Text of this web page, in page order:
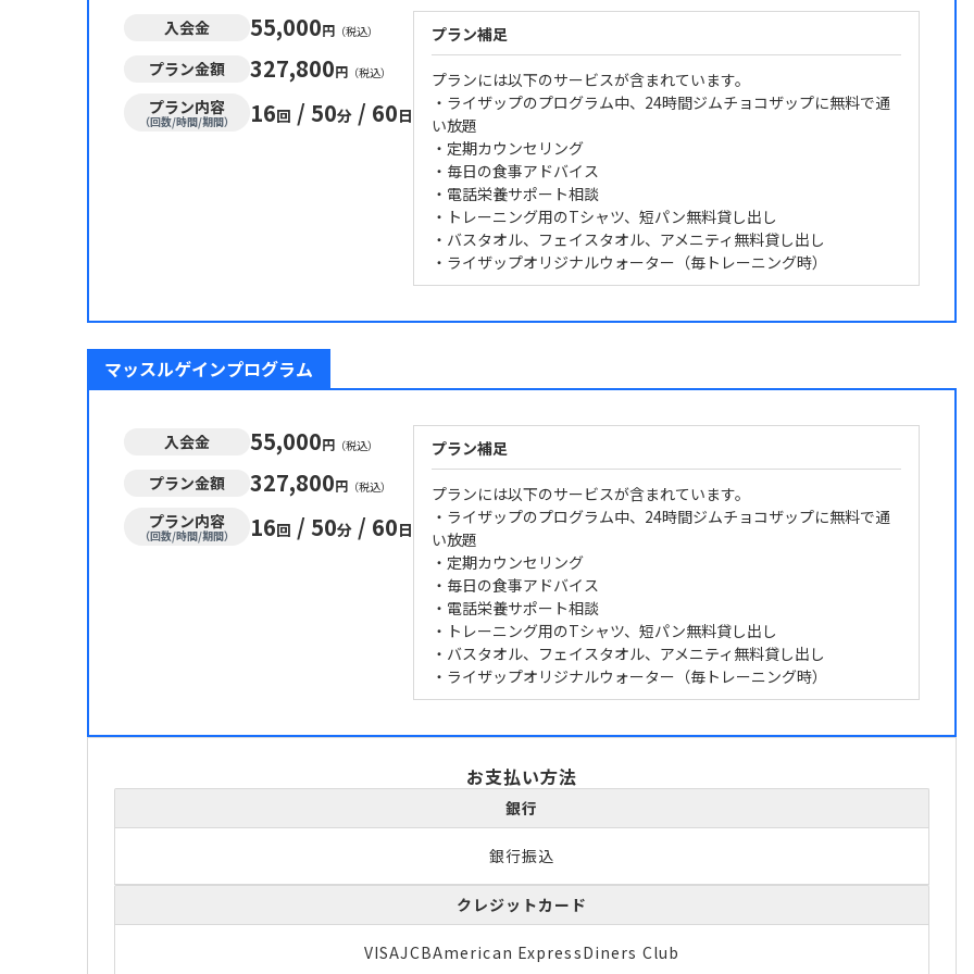
入会金 55,000円 （税込）
プラン金額 327,800円 （税込）
プラン内容
（回数/時間/期間） 16回 / 50分 / 60日
プラン補足
プランには以下のサービスが含まれています。
・ライザップのプログラム中、24時間ジムチョコザップに無料で通
い放題
・定期カウンセリング
・毎日の食事アドバイス
・電話栄養サポート相談
・トレーニング用のTシャツ、短パン無料貸し出し
・バスタオル、フェイスタオル、アメニティ無料貸し出し
・ライザップオリジナルウォーター（毎トレーニング時）
マッスルゲインプログラム
入会金 55,000円 （税込）
プラン金額 327,800円 （税込）
プラン内容
（回数/時間/期間） 16回 / 50分 / 60日
プラン補足
プランには以下のサービスが含まれています。
・ライザップのプログラム中、24時間ジムチョコザップに無料で通
い放題
・定期カウンセリング
・毎日の食事アドバイス
・電話栄養サポート相談
・トレーニング用のTシャツ、短パン無料貸し出し
・バスタオル、フェイスタオル、アメニティ無料貸し出し
・ライザップオリジナルウォーター（毎トレーニング時）
お支払い方法
銀行
銀行振込
クレジットカード
VISAJCBAmerican ExpressDiners Club